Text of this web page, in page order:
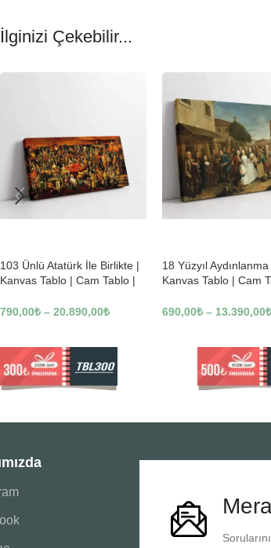
İlginizi Çekebilir...
103 Ünlü Atatürk İle Birlikte |
Kanvas Tablo | Cam Tablo |
790,00₺ – 20.890,00₺
18 Yüzyıl Aydınlanma
Kanvas Tablo | Cam
690,00₺ – 13.390,00₺